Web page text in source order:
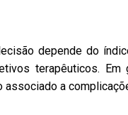
depende do
terapêuticos. Em
a